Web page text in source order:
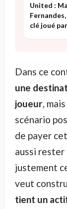
United :
clé joué
Dans ce
une
joueur,
scénario
de payer
aussi rester
justement
veut
tient un